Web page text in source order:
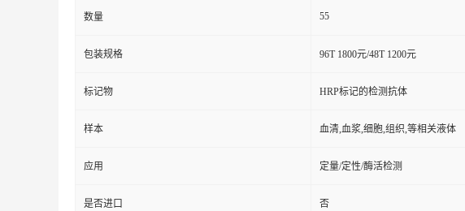
数量 55
包装规格 96T 1800元/48T 1200元
标记物 HRP标记的检测抗体
样本 血清,血浆,细胞,组织,等相关液体
应用 定量/定性/酶活检测
是否进口 否